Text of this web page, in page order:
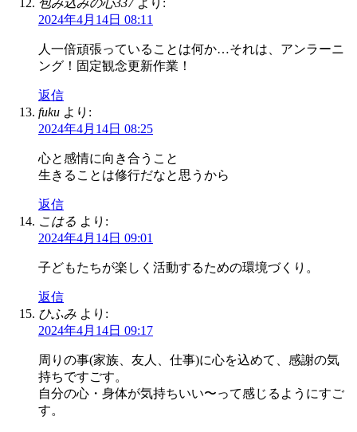
包み込みの心337 より:
2024年4月14日 08:11
人一倍頑張っていることは何か…それは、アンラーニ
ング！固定観念更新作業！
返信
fuku より:
2024年4月14日 08:25
心と感情に向き合うこと
生きることは修行だなと思うから
返信
こはる より:
2024年4月14日 09:01
子どもたちが楽しく活動するための環境づくり。
返信
ひふみ より:
2024年4月14日 09:17
周りの事(家族、友人、仕事)に心を込めて、感謝の気
持ちですごす。
自分の心・身体が気持ちいい〜って感じるようにすご
す。